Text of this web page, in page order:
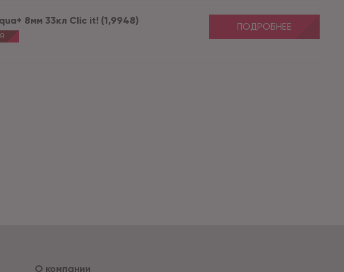
8мм 33кл Clic it! (1,9948)
ПОДРОБНЕЕ
О компании